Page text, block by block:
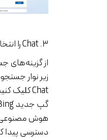
از گزینه‌های جستجو در
زیر نوار جستجو، روی
Chat کلیک کنید تا به
گپ جدید Bing با
هوش مصنوعی
دسترسی پیدا کنید.